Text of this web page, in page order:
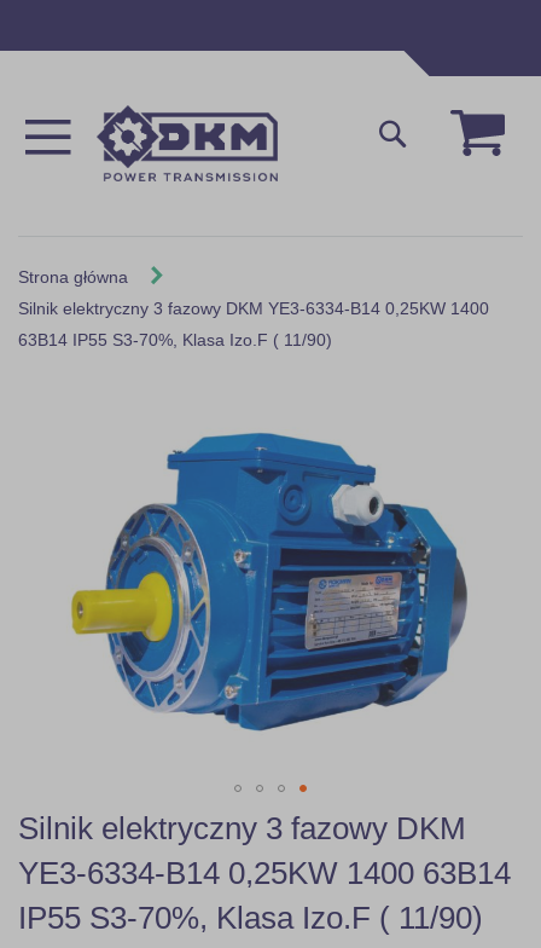
Mój
Szukaj
Strona główna
Silnik elektryczny 3 fazowy DKM YE3-6334-B14 0,25KW 1400
63B14 IP55 S3-70%, Klasa Izo.F ( 11/90)
Skip
to
the
beginning
of
the
Silnik elektryczny 3 fazowy DKM
YE3-6334-B14 0,25KW 1400 63B14
IP55 S3-70%, Klasa Izo.F ( 11/90)